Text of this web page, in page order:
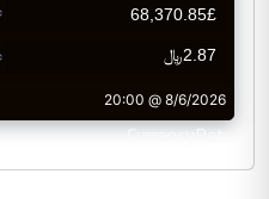
CurrencyRate